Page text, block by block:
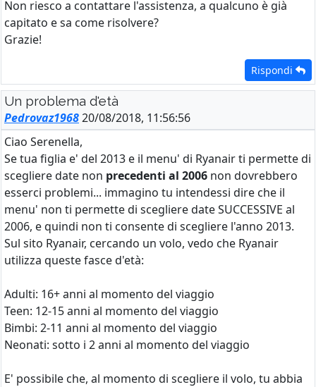
Non riesco a contattare l'assistenza, a qualcuno è già
capitato e sa come risolvere?
Grazie!
Rispondi
Un problema d'età
Pedrovaz196820/08/2018, 11:56:56
Ciao Serenella,
Se tua figlia e' del 2013 e il menu' di Ryanair ti permette di
scegliere date non precedenti al 2006 non dovrebbero
esserci problemi... immagino tu intendessi dire che il
menu' non ti permette di scegliere date SUCCESSIVE al
2006, e quindi non ti consente di scegliere l'anno 2013.
Sul sito Ryanair, cercando un volo, vedo che Ryanair
utilizza queste fasce d'età:
Adulti: 16+ anni al momento del viaggio
Teen: 12-15 anni al momento del viaggio
Bimbi: 2-11 anni al momento del viaggio
Neonati: sotto i 2 anni al momento del viaggio
E' possibile che, al momento di scegliere il volo, tu abbia